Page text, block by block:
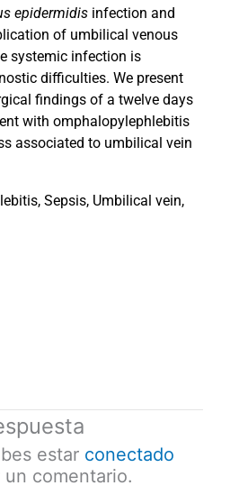
epidermidis infection and
of umbilical venous
systemic infection is
difficulties. We present
findings of a twelve days
with omphalopylephlebitis
associated to umbilical vein
Sepsis, Umbilical vein,
estar conectado
comentario.